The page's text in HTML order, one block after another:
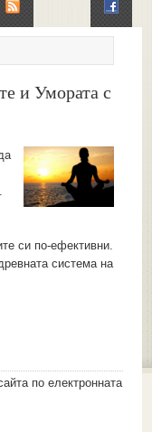
и Умората с
си по-ефективни.
система на
пo eлeктpoннaтa